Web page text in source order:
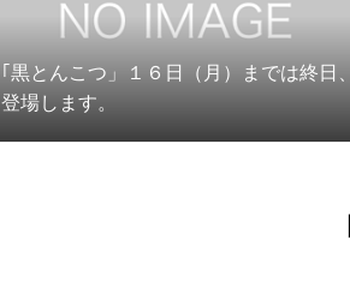
｢黒とんこつ」１６日（月）までは終日、
登場します。